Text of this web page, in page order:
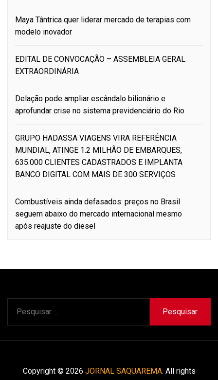
Maya Tântrica quer liderar mercado de terapias com
modelo inovador
EDITAL DE CONVOCAÇÃO – ASSEMBLEIA GERAL
EXTRAORDINÁRIA
Delação pode ampliar escândalo bilionário e
aprofundar crise no sistema previdenciário do Rio
GRUPO HADASSA VIAGENS VIRA REFERÊNCIA
MUNDIAL, ATINGE 1.2 MILHÃO DE EMBARQUES,
635.000 CLIENTES CADASTRADOS E IMPLANTA
BANCO DIGITAL COM MAIS DE 300 SERVIÇOS
Combustíveis ainda defasados: preços no Brasil
seguem abaixo do mercado internacional mesmo
após reajuste do diesel
por:
Copyright © 2026 JORNAL SAQUAREMA. All rights